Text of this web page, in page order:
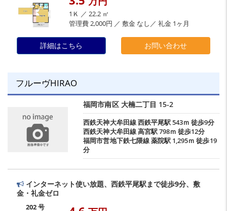
1Ｋ ／ 22.2 ㎡
管理費 2,000円 ／ 敷金 なし／ 礼金 1ヶ月
詳細はこちら お問い合わせ
フルーヴHIRAO
福岡市南区 大楠二丁目 15-2
西鉄天神大牟田線西鉄平尾駅543ｍ 徒歩9分
西鉄天神大牟田線高宮駅798ｍ 徒歩12分
福岡市営地下鉄七隈線薬院駅 1,295ｍ 徒歩19
分
インターネット使い放題、西鉄平尾駅まで徒歩9分、敷
金・礼金ゼロ
202 号